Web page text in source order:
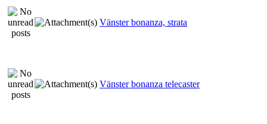
Vänster bonanza, strata
Vänster bonanza telecaster